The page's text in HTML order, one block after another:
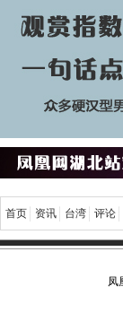
首页 资讯 台湾 评论
凤